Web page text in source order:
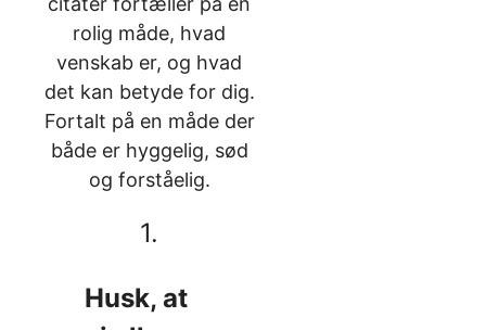
rolig måde, hvad
venskab er, og hvad
det kan betyde for dig.
Fortalt på en måde der
både er hyggelig, sød
og forståelig.
1.
Husk, at